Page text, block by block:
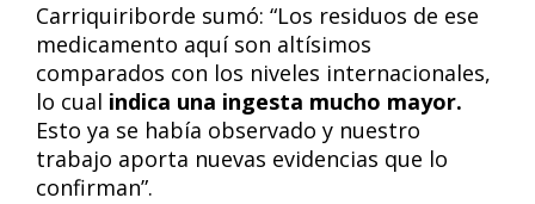
Carriquiriborde sumó: “Los residuos de ese
medicamento aquí son altísimos
comparados con los niveles internacionales,
lo cual indica una ingesta mucho mayor.
Esto ya se había observado y nuestro
trabajo aporta nuevas evidencias que lo
confirman”.